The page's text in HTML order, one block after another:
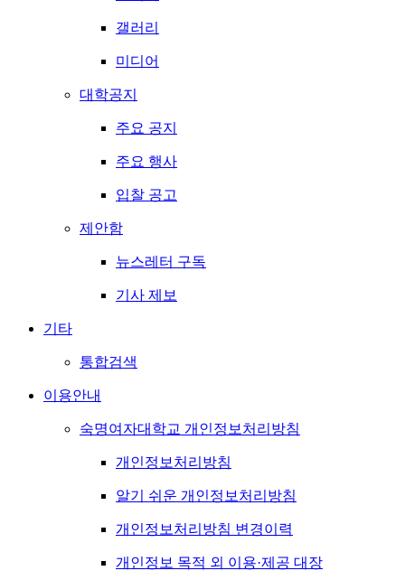
갤러리
미디어
대학공지
주요 공지
주요 행사
입찰 공고
제안함
뉴스레터 구독
기사 제보
기타
통합검색
이용안내
숙명여자대학교 개인정보처리방침
개인정보처리방침
알기 쉬운 개인정보처리방침
개인정보처리방침 변경이력
개인정보 목적 외 이용·제공 대장